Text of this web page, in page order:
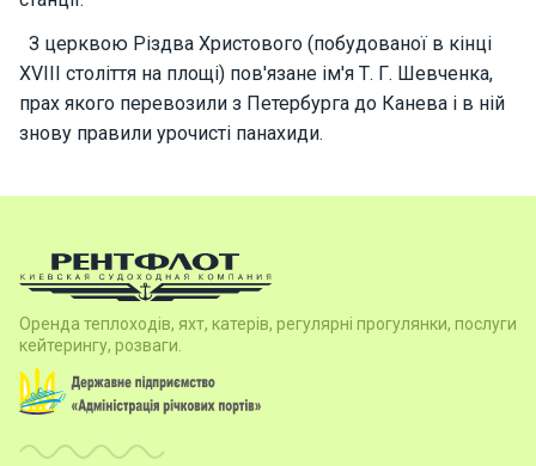
З церквою Різдва Христового (побудованої в кінці
XVIII століття на площі) пов'язане ім'я Т. Г. Шевченка,
прах якого перевозили з Петербурга до Канева і в ній
знову правили урочисті панахиди.
Оренда теплоходів, яхт, катерів, регулярні прогулянки, послуги
кейтерингу, розваги.
х
т
и
р
и
Про
нас
Програ